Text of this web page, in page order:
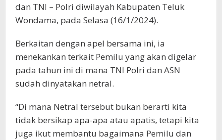
dan TNI – Polri diwilayah Kabupaten Teluk
Wondama, pada Selasa (16/1/2024).
Berkaitan dengan apel bersama ini, ia
menekankan terkait Pemilu yang akan digelar
pada tahun ini di mana TNI Polri dan ASN
sudah dinyatakan netral.
“Di mana Netral tersebut bukan berarti kita
tidak bersikap apa-apa atau apatis, tetapi kita
juga ikut membantu bagaimana Pemilu dan